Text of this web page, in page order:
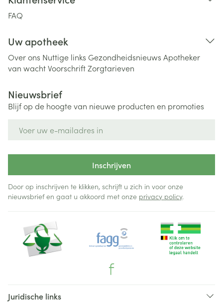
FAQ
Uw apotheek
Over ons Nuttige links Gezondheidsnieuws Apotheker
van wachtVoorschriftZorgtarieven
Nieuwsbrief
Blijf op de hoogte van nieuwe producten en promoties
Inschrijven
Door op inschrijven te klikken, schrijft u zich in voor onze
nieuwsbrief en gaat u akkoord met onze privacy policy.
Juridische links